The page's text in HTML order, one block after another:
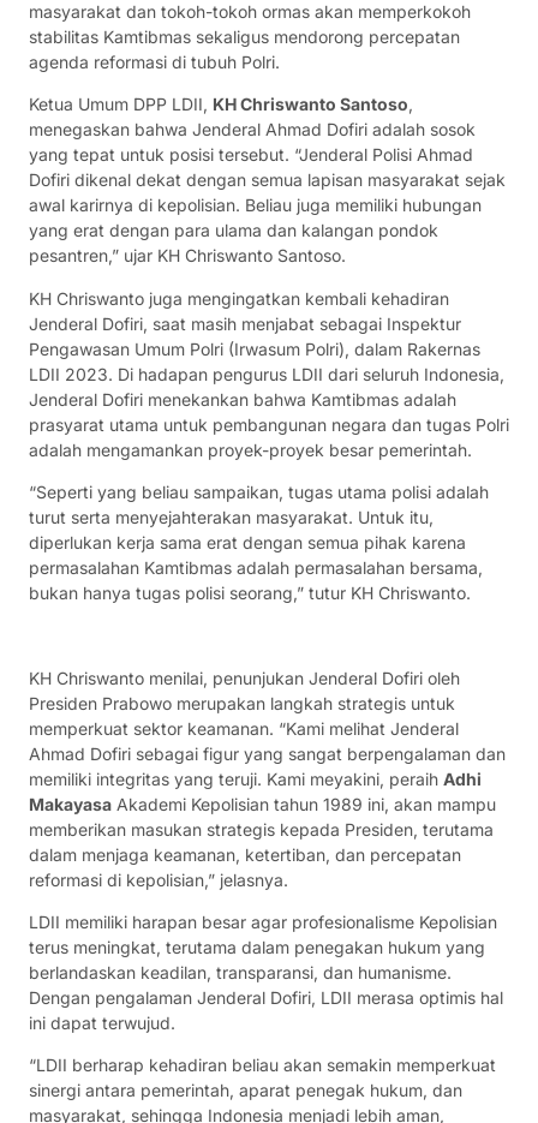
masyarakat dan tokoh-tokoh ormas akan memperkokoh
stabilitas Kamtibmas sekaligus mendorong percepatan
agenda reformasi di tubuh Polri.
Ketua Umum DPP LDII, KH Chriswanto Santoso,
menegaskan bahwa Jenderal Ahmad Dofiri adalah sosok
yang tepat untuk posisi tersebut. “Jenderal Polisi Ahmad
Dofiri dikenal dekat dengan semua lapisan masyarakat sejak
awal karirnya di kepolisian. Beliau juga memiliki hubungan
yang erat dengan para ulama dan kalangan pondok
pesantren,” ujar KH Chriswanto Santoso.
KH Chriswanto juga mengingatkan kembali kehadiran
Jenderal Dofiri, saat masih menjabat sebagai Inspektur
Pengawasan Umum Polri (Irwasum Polri), dalam Rakernas
LDII 2023. Di hadapan pengurus LDII dari seluruh Indonesia,
Jenderal Dofiri menekankan bahwa Kamtibmas adalah
prasyarat utama untuk pembangunan negara dan tugas Polri
adalah mengamankan proyek-proyek besar pemerintah.
“Seperti yang beliau sampaikan, tugas utama polisi adalah
turut serta menyejahterakan masyarakat. Untuk itu,
diperlukan kerja sama erat dengan semua pihak karena
permasalahan Kamtibmas adalah permasalahan bersama,
bukan hanya tugas polisi seorang,” tutur KH Chriswanto.
KH Chriswanto menilai, penunjukan Jenderal Dofiri oleh
Presiden Prabowo merupakan langkah strategis untuk
memperkuat sektor keamanan. “Kami melihat Jenderal
Ahmad Dofiri sebagai figur yang sangat berpengalaman dan
memiliki integritas yang teruji. Kami meyakini, peraih Adhi
Makayasa Akademi Kepolisian tahun 1989 ini, akan mampu
memberikan masukan strategis kepada Presiden, terutama
dalam menjaga keamanan, ketertiban, dan percepatan
reformasi di kepolisian,” jelasnya.
LDII memiliki harapan besar agar profesionalisme Kepolisian
terus meningkat, terutama dalam penegakan hukum yang
berlandaskan keadilan, transparansi, dan humanisme.
Dengan pengalaman Jenderal Dofiri, LDII merasa optimis hal
ini dapat terwujud.
“LDII berharap kehadiran beliau akan semakin memperkuat
sinergi antara pemerintah, aparat penegak hukum, dan
masyarakat, sehingga Indonesia menjadi lebih aman,